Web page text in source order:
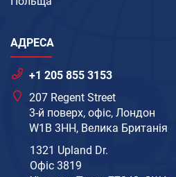
АДРЕСА
+1 205 855 3153
207 Regent Street
3-й поверх, офіс, Лондон
W1B 3HH, Велика Британія
1321 Upland Dr.
Офіс 3819